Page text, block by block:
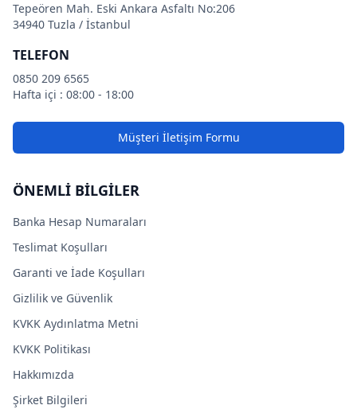
Tepeören Mah. Eski Ankara Asfaltı No:206
34940 Tuzla / İstanbul
TELEFON
0850 209 6565
Hafta içi : 08:00 - 18:00
Müşteri İletişim Formu
ÖNEMLİ BİLGİLER
Banka Hesap Numaraları
Teslimat Koşulları
Garanti ve İade Koşulları
Gizlilik ve Güvenlik
KVKK Aydınlatma Metni
KVKK Politikası
Hakkımızda
Şirket Bilgileri